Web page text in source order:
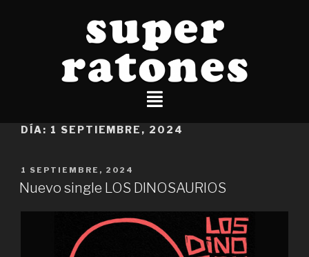
DÍA: 1 SEPTIEMBRE, 2024
1 SEPTIEMBRE, 2024
Nuevo single LOS DINOSAURIOS